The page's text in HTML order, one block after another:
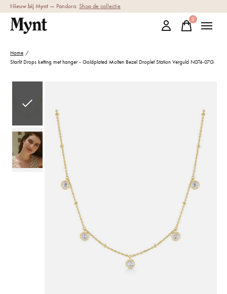
Nieuw bij Mynt — Pandora. Shop de collectie
0items
Home /
Starlit Drops ketting met hanger - Goldplated Molten Bezel Droplet Station Verguld N074-07G